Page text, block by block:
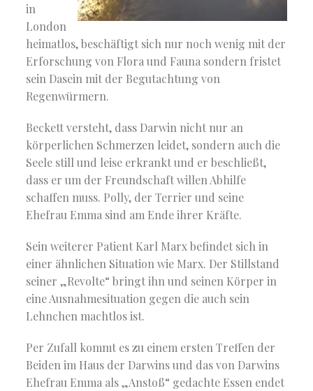
in
London
heimatlos, beschäftigt sich nur noch wenig mit der
Erforschung von Flora und Fauna sondern fristet
sein Dasein mit der Begutachtung von
Regenwürmern.
Beckett versteht, dass Darwin nicht nur an
körperlichen Schmerzen leidet, sondern auch die
Seele still und leise erkrankt und er beschließt,
dass er um der Freundschaft willen Abhilfe
schaffen muss. Polly, der Terrier und seine
Ehefrau Emma sind am Ende ihrer Kräfte.
Sein weiterer Patient Karl Marx befindet sich in
einer ähnlichen Situation wie Marx. Der Stillstand
seiner „Revolte“ bringt ihn und seinen Körper in
eine Ausnahmesituation gegen die auch sein
Lehnchen machtlos ist.
Per Zufall kommt es zu einem ersten Treffen der
Beiden im Haus der Darwins und das von Darwins
Ehefrau Emma als „Anstoß“ gedachte Essen endet